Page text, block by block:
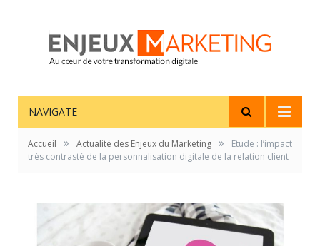
NAVIGATE
Accueil » Actualité des Enjeux du Marketing »
Etude : l’impact
très contrasté de la personnalisation digitale de la relation client